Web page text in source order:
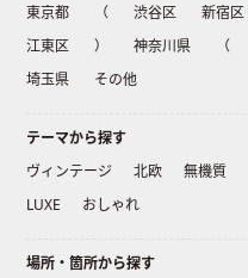
東京都 （ 渋谷区 新宿区
江東区
） 神奈川県 （
埼玉県
その他
テーマから探す
ヴィンテージ
北欧 無機質
LUXE
おしゃれ
場所・箇所から探す